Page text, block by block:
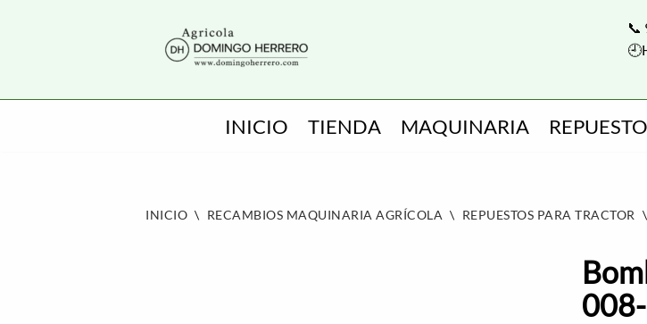
📞
INICIO TIENDA MAQUINARIA
INICIO \ RECAMBIOS MAQUINARIA AGRÍCOLA \ REPUESTOS PARA TRACTOR \